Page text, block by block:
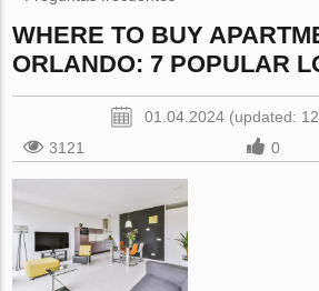
WHERE TO BUY
ORLANDO: 7 POPULAR
01.04.2024 (updated:
3121
0